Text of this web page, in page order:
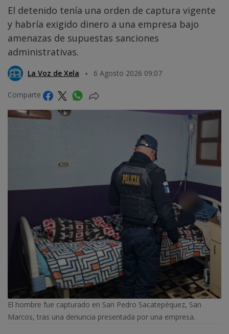
El detenido tenía una orden de captura vigente
y habría exigido dinero a una empresa bajo
amenazas de supuestas sanciones
administrativas.
La Voz de Xela 6 Agosto 2026 09:07
Comparte
El hombre fue capturado en San Pedro Sacatepéquez, San
Marcos, tras una denuncia presentada por una empresa.